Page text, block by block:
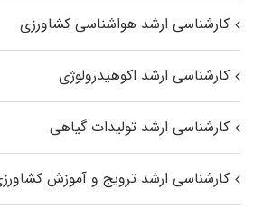
کارشناسی ارشد هواشناسی کشاورزی
کارشناسی ارشد اکوهیدرولوژی
کارشناسی ارشد تولیدات گیاهی
کارشناسی ارشد ترویج و آموزش